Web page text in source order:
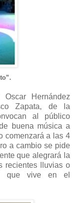
Hernández
Zapata, de la
al público
buena música a
comenzará a las 4
a cambio se pide
que alegrará la
recientes lluvias o
que vive en el